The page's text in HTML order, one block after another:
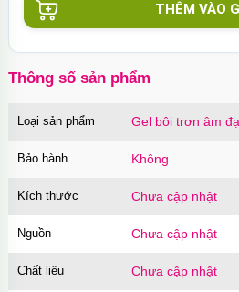
THÊM VÀO
Thông số sản phẩm
Loại sản phẩm Gel bôi trơn âm
Bảo hành Không
Kích thước Chưa cập nhật
Nguồn Chưa cập nhật
Chất liệu Chưa cập nhật